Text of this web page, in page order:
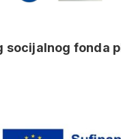
socijalnog fonda